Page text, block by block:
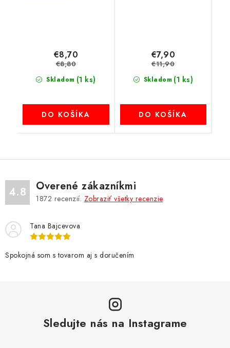
Skladom (1 ks)
€8,70
€8,80
DO KOŠÍKA
Skladom (1 ks)
€7,90
€11,90
DO KOŠÍKA
4.8 Overené zákazníkmi
1872 recenzií. Zobraziť všetky recenzie
Tana Bajcevova
Spokojná som s tovarom aj s doručením
Sledujte nás na Instagrame